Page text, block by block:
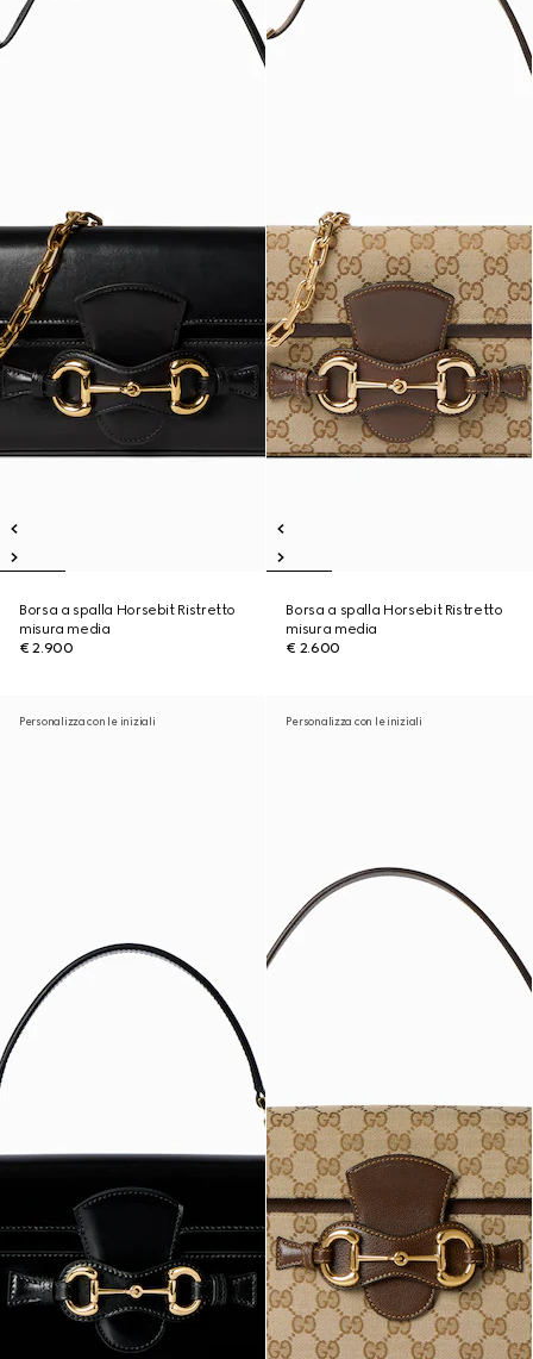
Borsa a spalla Horsebit Ristretto
misura media
€ 2.900
Borsa a spalla Horsebit Ristretto
misura media
€ 2.600
Personalizza con le iniziali Personalizza con le iniziali